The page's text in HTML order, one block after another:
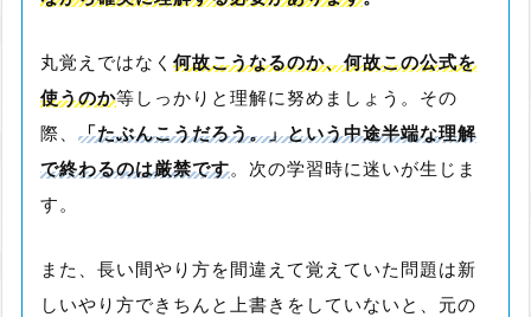
丸覚えではなく 何故こうなるのか、何故この公式を
使うのか等しっかりと理解に努めましょう。その
際、 「たぶんこうだろう。」という中途半端な理解
で終わるのは厳禁です。次の学習時に迷いが生じま
す。
また、長い間やり方を間違えて覚えていた問題は新
しいやり方できちんと上書きをしていないと、元の